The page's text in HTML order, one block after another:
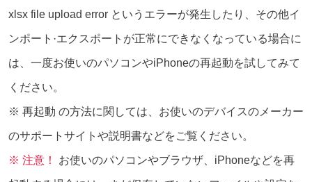
xlsx file upload error というエラーが発生したり、その他イ
ンポート·エクスポートが正常にできなくなっている場合に
は、一度お使いのパソコンやiPhoneの再起動を試してみて
ください。
※ 再起動 の方法に関しては、お使いのデバイスのメーカー
のサポートサイトや説明書などをご覧ください。
※ 注意！ お使いのパソコンやブラウザ、iPhoneなどを再